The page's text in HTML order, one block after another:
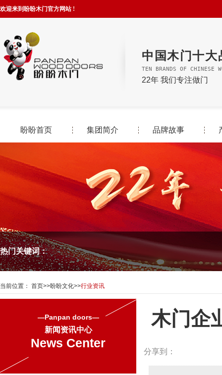
欢迎来到盼盼木门官方网站 !
中国木门十大
TEN BRANDS OF CHINESE
22年 我们专注做门
盼盼首页 集团简介 品牌故事
热门关键词：
当前位置： 首页>>盼盼文化>>行业资讯
—Panpan doors—
新闻资讯中心
News Center
木门企
分享到：